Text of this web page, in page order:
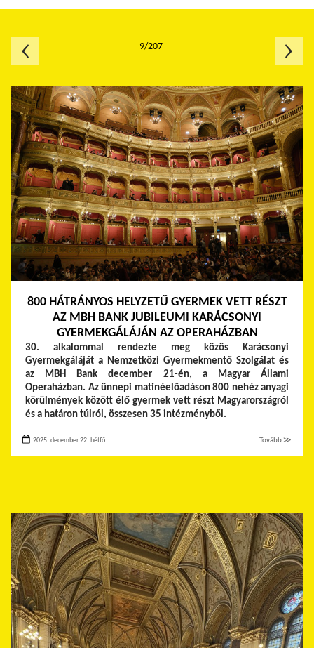
800 HÁTRÁNYOS HELYZETŰ GYERMEK VETT RÉSZT
AZ MBH BANK JUBILEUMI KARÁCSONYI
GYERMEKGÁLÁJÁN AZ OPERAHÁZBAN
30. alkalommal rendezte meg közös Karácsonyi
Gyermekgáláját a Nemzetközi Gyermekmentő Szolgálat és
az MBH Bank december 21-én, a Magyar Állami
Operaházban. Az ünnepi matinéelőadáson 800 nehéz anyagi
körülmények között élő gyermek vett részt Magyarországról
és a határon túlról, összesen 35 intézményből.
2025. december 22. hétfő Tovább ≫
9/207